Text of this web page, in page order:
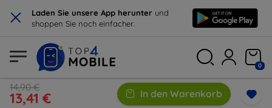
× Laden Sie unsere App herunter und
shoppen Sie noch einfacher.
0
14,90 €
13,41 € In den Warenkorb